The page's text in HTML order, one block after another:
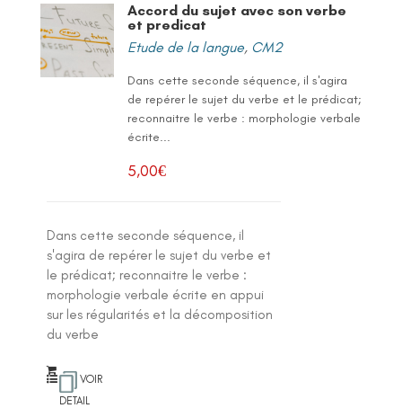
Accord du sujet avec son verbe
et predicat
Etude de la langue, CM2
Dans cette seconde séquence, il s'agira
de repérer le sujet du verbe et le prédicat;
reconnaitre le verbe : morphologie verbale
écrite...
5,00€
Dans cette seconde séquence, il
s'agira de repérer le sujet du verbe et
le prédicat; reconnaitre le verbe :
morphologie verbale écrite en appui
sur les régularités et la décomposition
du verbe
VOIR
DETAIL